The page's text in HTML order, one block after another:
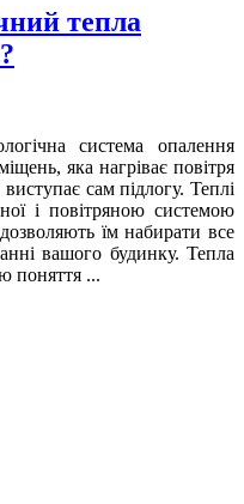
тепла
система опалення
яка нагріває повітря
сам підлогу. Теплі
і повітряною системою
їм набирати все
вашого будинку. Тепла
поняття ...